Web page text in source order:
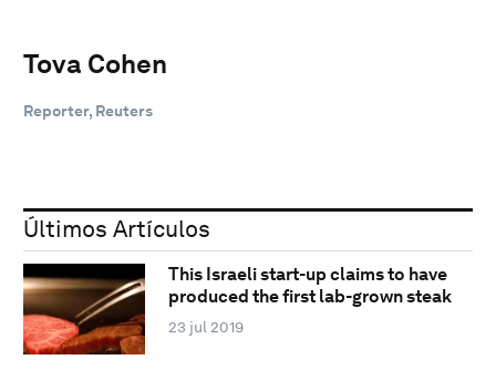
Tova Cohen
Reporter, Reuters
Últimos Artículos
This Israeli start-up claims to have
produced the first lab-grown steak
23 jul 2019